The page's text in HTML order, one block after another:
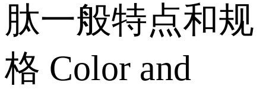
肽一般特点和规
格 Color and